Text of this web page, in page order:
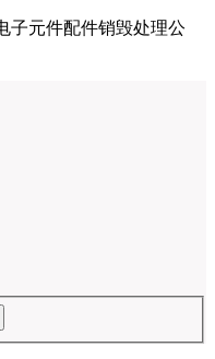
子元件配件销毁处理公